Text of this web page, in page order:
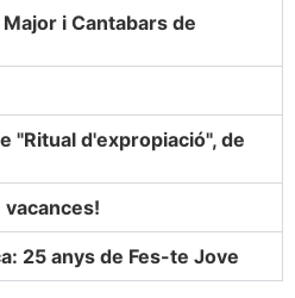
i Cantabars de
"Ritual d'expropiació", de
vacances!
25 anys de Fes-te Jove